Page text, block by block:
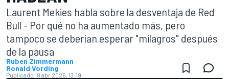
Laurent Mekies habla sobre la desventaja de Red
Bull - Por qué no ha aumentado más, pero
tampoco se deberían esperar "milagros" después
de la pausa
Ruben Zimmermann
Ronald Vording
Publicado: 8 abr 2026, 13:19